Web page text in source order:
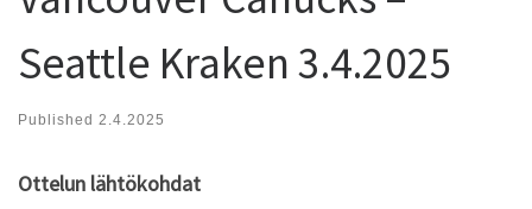
Seattle Kraken 3.4.2025
Published 2.4.2025
Ottelun lähtökohdat